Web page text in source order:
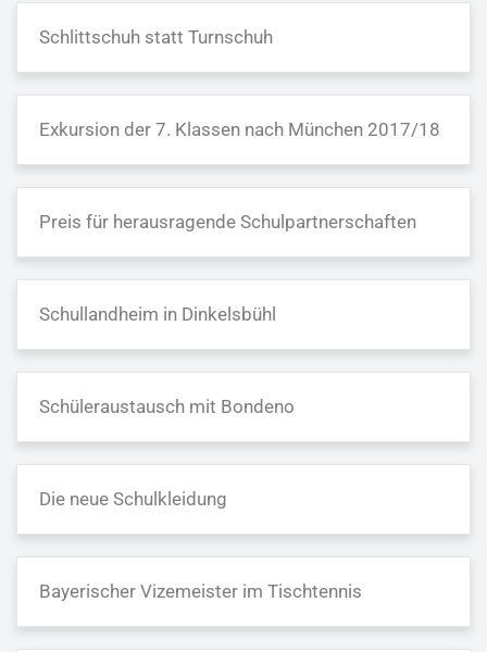
Schlittschuh statt Turnschuh
Exkursion der 7. Klassen nach München 2017/18
Preis für herausragende Schulpartnerschaften
Schullandheim in Dinkelsbühl
Schüleraustausch mit Bondeno
Die neue Schulkleidung
Bayerischer Vizemeister im Tischtennis